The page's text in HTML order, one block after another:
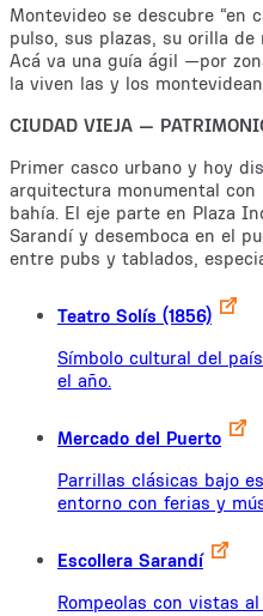
Montevideo se descubre “en
pulso, sus plazas, su orilla
Acá va una guía ágil —por
la viven las y los
CIUDAD VIEJA —
Primer casco urbano y hoy
arquitectura monumental con
bahía. El eje parte en Plaza
Sarandí y desemboca en el
entre pubs y tablados,
Teatro Solís (1856)
Símbolo cultural del
el año.
Mercado del Puerto
Parrillas clásicas bajo
entorno con ferias y
Escollera Sarandí
Rompeolas con vistas